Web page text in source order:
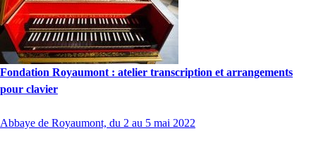
Fondation Royaumont : atelier transcription et arrangements
pour clavier
Abbaye de Royaumont, du 2 au 5 mai 2022